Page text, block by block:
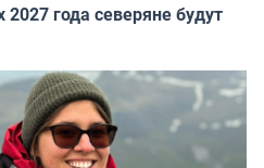
2027 года северяне будут